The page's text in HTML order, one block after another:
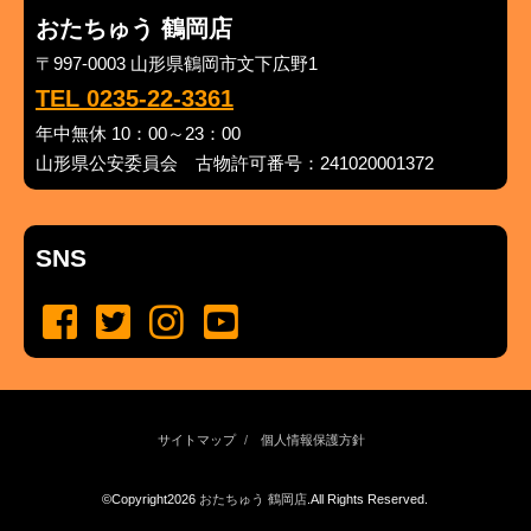
おたちゅう 鶴岡店
〒997-0003 山形県鶴岡市文下広野1
TEL 0235-22-3361
年中無休 10：00～23：00
山形県公安委員会 古物許可番号：241020001372
SNS
サイトマップ 個人情報保護方針
©Copyright2026 おたちゅう 鶴岡店 .All Rights Reserved.